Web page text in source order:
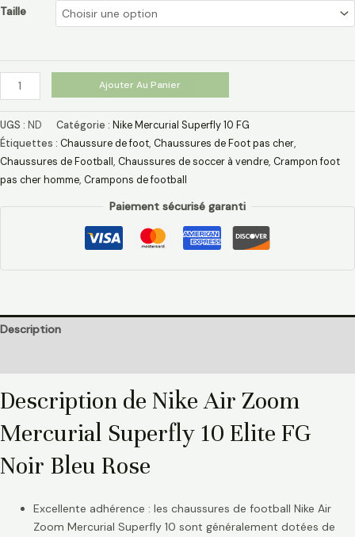
Taille
Ajouter Au Panier
UGS : ND Catégorie : Nike Mercurial Superfly 10 FG
Étiquettes : Chaussure de foot, Chaussures de Foot pas cher,
Chaussures de Football , Chaussures de soccer à vendre, Crampon foot
pas cher homme, Crampons de football
Paiement sécurisé garanti
Description
Description de Nike Air Zoom
Mercurial Superfly 10 Elite FG
Noir Bleu Rose
Excellente adhérence : les chaussures de football Nike Air
Zoom Mercurial Superfly 10 sont généralement dotées de